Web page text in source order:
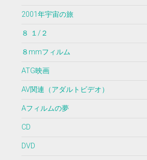
2001年宇宙の旅
８ １/２
８mmフィルム
ATG映画
AV関連（アダルトビデオ）
Aフィルムの夢
CD
DVD